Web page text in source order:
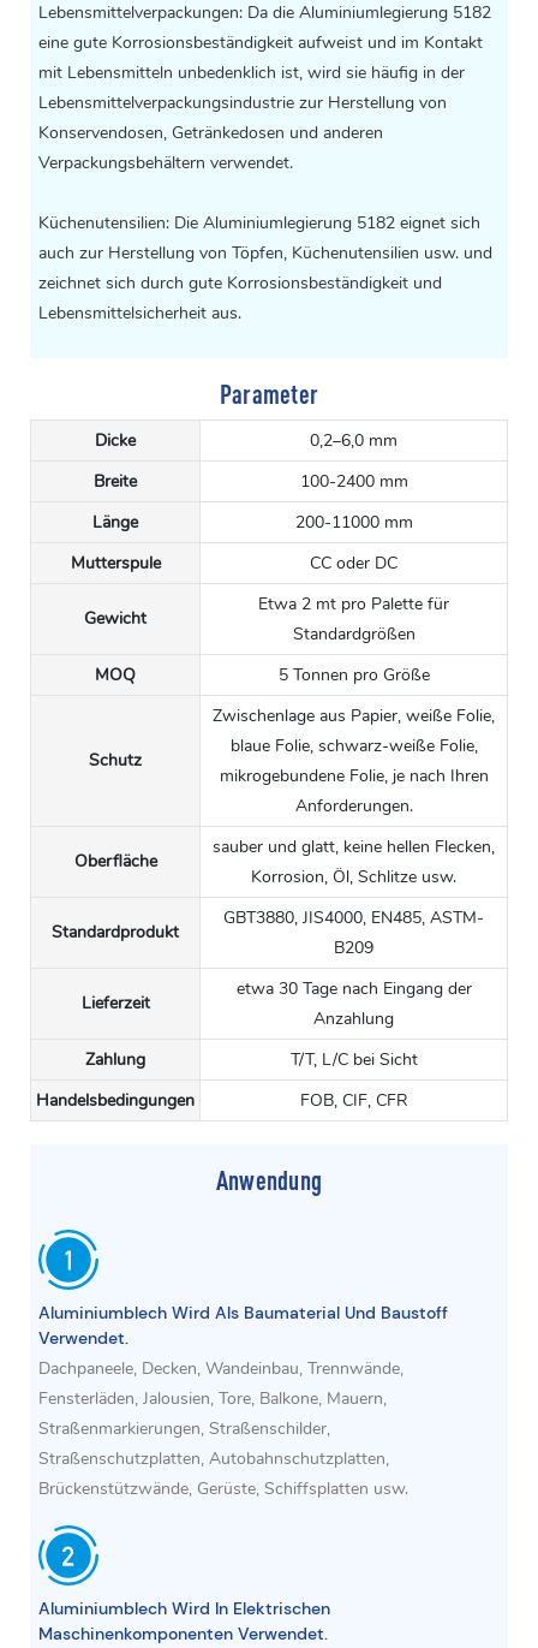
Lebensmittelverpackungen: Da die Aluminiumlegierung 5182
eine gute Korrosionsbeständigkeit aufweist und im Kontakt
mit Lebensmitteln unbedenklich ist, wird sie häufig in der
Lebensmittelverpackungsindustrie zur Herstellung von
Konservendosen, Getränkedosen und anderen
Verpackungsbehältern verwendet.
Küchenutensilien: Die Aluminiumlegierung 5182eignet sich
auch zur Herstellung von Töpfen, Küchenutensilien usw. und
zeichnet sich durch gute Korrosionsbeständigkeit und
Lebensmittelsicherheit aus.
Parameter
Dicke
0,2–6,0 mm
Breite
100-2400 mm
Länge
200-11000 mm
Mutterspule
CC oder DC
Gewicht
Etwa 2 mt pro Palette für
Standardgrößen
MOQ
5 Tonnen pro Größe
Schutz
Zwischenlage aus Papier, weiße Folie,
blaue Folie, schwarz-weiße Folie,
mikrogebundene Folie, je nach Ihren
Anforderungen.
Oberfläche
sauber und glatt, keine hellen Flecken,
Korrosion, Öl, Schlitze usw.
Standardprodukt
GBT3880, JIS4000, EN485, ASTM-
B209
Lieferzeit
etwa 30 Tage nach Eingang der
Anzahlung
Zahlung
T/T, L/C bei Sicht
Handelsbedingungen
FOB, CIF, CFR
Anwendung
Aluminiumblech Wird Als Baumaterial Und Baustoff
Verwendet.
Dachpaneele, Decken, Wandeinbau, Trennwände,
Fensterläden, Jalousien, Tore, Balkone, Mauern,
Straßenmarkierungen, Straßenschilder,
Straßenschutzplatten, Autobahnschutzplatten,
Brückenstützwände, Gerüste, Schiffsplatten usw.
Aluminiumblech Wird In Elektrischen
Maschinenkomponenten Verwendet.